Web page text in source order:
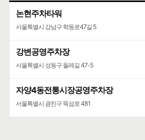
논현주차타워
서울특별시 강남구 학동로47길 5
강변공영주차장
서울특별시 성동구 둘레길 47-5
자양4동전통시장공영주차장
서울특별시 광진구 뚝섬로 481